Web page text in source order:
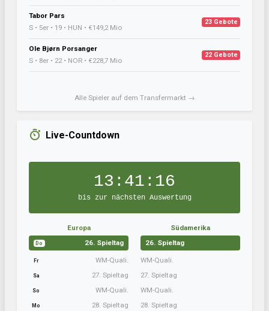
Tabor Pars
S • 5er • 19 • HUN • €149,2 Mio
23 Gebote
Ole Bjørn Porsanger
S • 8er • 22 • NOR • €228,7 Mio
22 Gebote
Alle Spieler auf dem Transfermarkt →
Live-Countdown
13:41:15
bis zur nächsten Auswertung
Europa
Do 26. Spieltag
Fr WM-Quali.
Sa 27. Spieltag
So WM-Quali.
Mo 28. Spieltag
Südamerika
26. Spieltag
WM-Quali.
27. Spieltag
WM-Quali.
28. Spieltag